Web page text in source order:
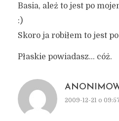
Basia, ależ to jest po
:)
Skoro ja robiłem to jest
Płaskie powiadasz… cóż.
2009-12-21 o